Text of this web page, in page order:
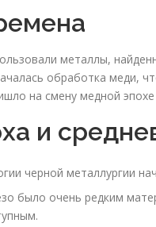
металлы,
обработка меди,
на смену медной
и
черной металлургии
было очень редким